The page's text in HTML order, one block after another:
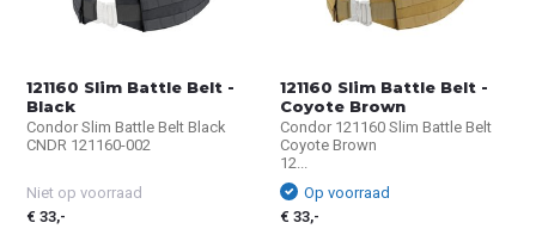
121160 Slim Battle Belt -
Black
Condor Slim Battle Belt Black
CNDR 121160-002
Niet op voorraad
€ 33,-
121160 Slim Battle Belt -
Coyote Brown
Condor 121160 Slim Battle Belt
Coyote Brown
12...
Op voorraad
€ 33,-